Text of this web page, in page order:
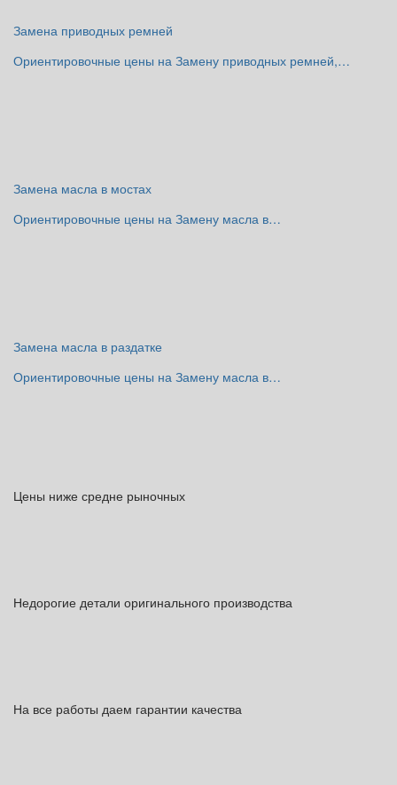
Замена приводных ремней
Ориентировочные цены на Замену приводных ремней,…
Замена масла в мостах
Ориентировочные цены на Замену масла в…
Замена масла в раздатке
Ориентировочные цены на Замену масла в…
Цены ниже средне рыночных
Недорогие детали оригинального производства
На все работы даем гарантии качества